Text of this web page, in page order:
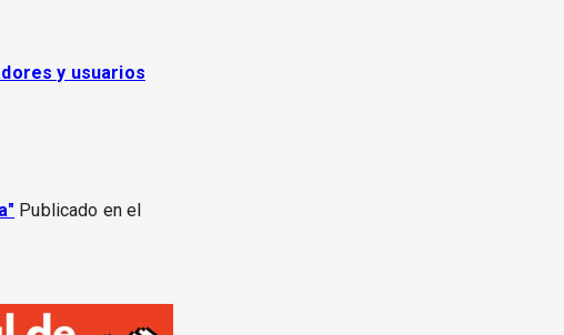
y usuarios
Publicado en el